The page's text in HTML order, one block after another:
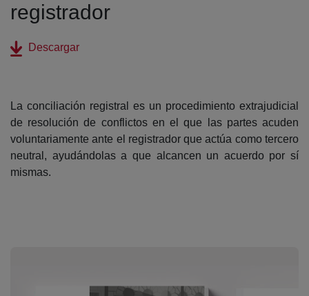
registrador
Descargar(abre en nueva ventana)
La conciliación registral es un procedimiento extrajudicial
de resolución de conflictos en el que las partes acuden
voluntariamente ante el registrador que actúa como tercero
neutral, ayudándolas a que alcancen un acuerdo por sí
mismas.